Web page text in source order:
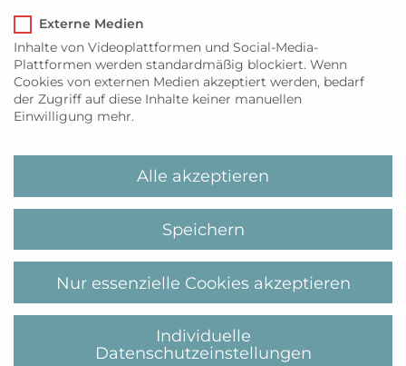
dann nur € 539,-
Die Lieferzeit beträgt 14 Tage ab
Bestellung.
Die Auflage besteht aus jeweils 17
Exemplaren plus 2 AP*
– also Kopien des Originals – gemeint,
die der Künstler für den persönlichen
Gebrauch aufbewahrt.)
16 vorrätig
inkl. 19 % MwSt. Kostenloser Versand
IN DEN WARENKORB
Externe Medien
Inhalte von Videoplattformen und Social-Media-
Plattformen werden standardmäßig blockiert. Wenn
Cookies von externen Medien akzeptiert werden, bedarf
der Zugriff auf diese Inhalte keiner manuellen
Einwilligung mehr.
Alle akzeptieren
Speichern
Nur essenzielle Cookies akzeptieren
Individuelle
Datenschutzeinstellungen